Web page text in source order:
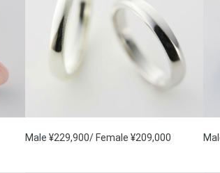
Male ¥229,900/ Female ¥209,000